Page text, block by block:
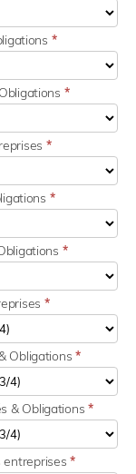
*
*
*
*
*
*
Obligations*
& Obligations*
entreprises*